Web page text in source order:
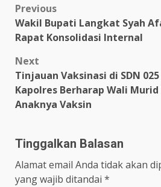
Post
navigation
Previous
Wakil Bupati Langkat Syah
Rapat Konsolidasi Internal
Next
Tinjauan Vaksinasi di SDN
Kapolres Berharap Wali Murid
Anaknya Vaksin
Tinggalkan Balasan
Alamat email Anda tidak akan
yang wajib ditandai *